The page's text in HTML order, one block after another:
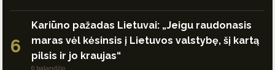
6
Kariūno pažadas Lietuvai: „Jeigu raudonasis
maras vėl kėsinsis į Lietuvos valstybę, šį kartą
pilsis ir jo kraujas“
6 balandžio